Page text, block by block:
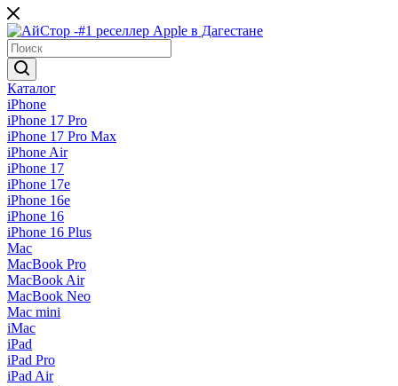
Каталог
iPhone
iPhone 17 Pro
iPhone 17 Pro Max
iPhone Air
iPhone 17
iPhone 17e
iPhone 16e
iPhone 16
iPhone 16 Plus
Mac
MacBook Pro
MacBook Air
MacBook Neo
Mac mini
iMac
iPad
iPad Pro
iPad Air